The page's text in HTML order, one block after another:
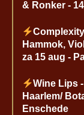
& Ronker -
Hammok,
za 15 aug -
Wine Lips
Haarlem/
Enschede